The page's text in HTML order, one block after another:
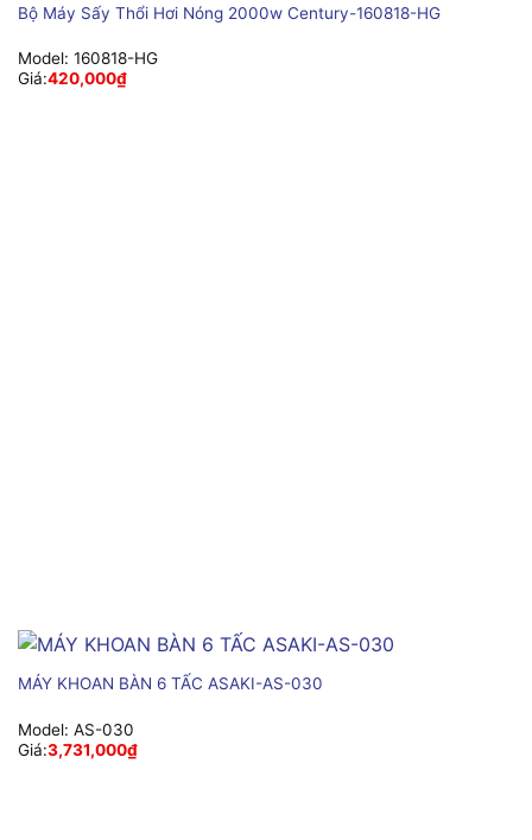
Bộ Máy Sấy Thổi Hơi Nóng 2000w Century-160818-HG
Model: 160818-HG
Giá:420,000₫
MÁY KHOAN BÀN 6 TẤC ASAKI-AS-030
Model: AS-030
Giá:3,731,000₫